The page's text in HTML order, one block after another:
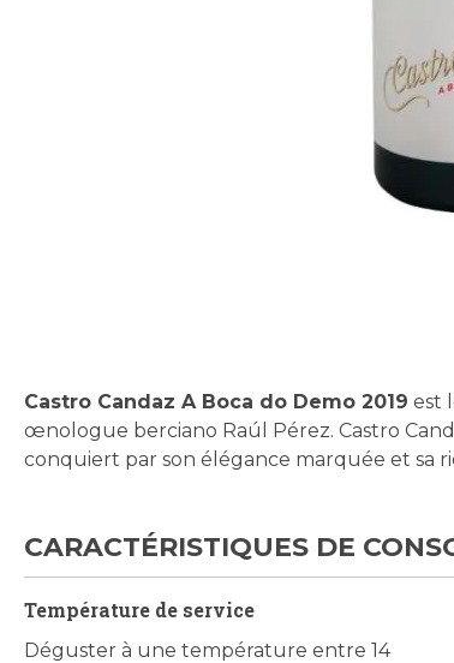
of
the
images
Castro Candaz A Boca do Demo 2019 est
œnologue berciano Raúl Pérez. Castro
conquiert par son élégance marquée et sa
CARACTÉRISTIQUES DE
Température de service
Déguster à une température entre 14